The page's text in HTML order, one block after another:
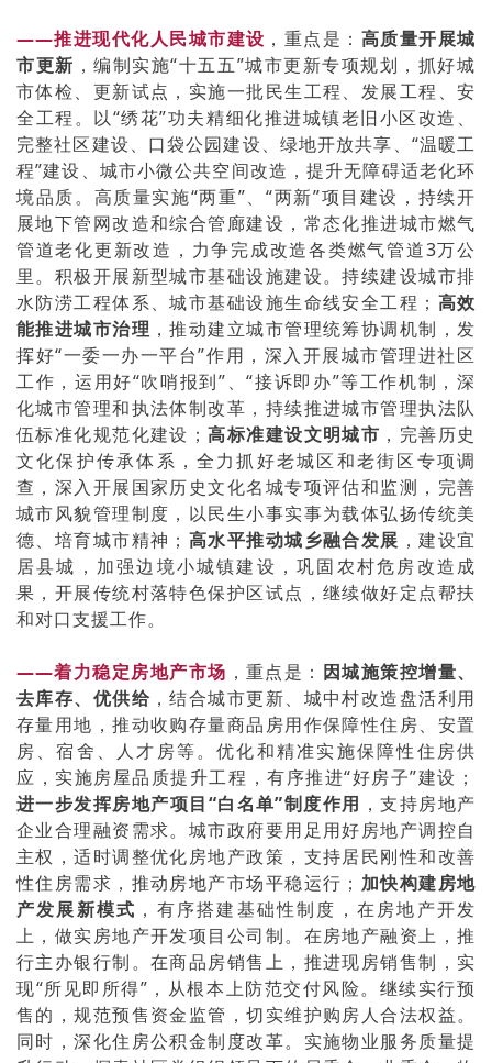
——推进现代化人民城市建设 ，重点是： 高质量开展城
市更新 ，编制实施“十五五”城市更新专项规划，抓好城
市体检、更新试点，实施一批民生工程、发展工程、安
全工程。以“绣花”功夫精细化推进城镇老旧小区改造、
完整社区建设、口袋公园建设、绿地开放共享、“温暖工
程”建设、城市小微公共空间改造，提升无障碍适老化环
境品质。高质量实施“两重”、“两新”项目建设，持续开
展地下管网改造和综合管廊建设，常态化推进城市燃气
管道老化更新改造，力争完成改造各类燃气管道3万公
里。积极开展新型城市基础设施建设。持续建设城市排
水防涝工程体系、城市基础设施生命线安全工程； 高效
能推进城市治理 ，推动建立城市管理统筹协调机制，发
挥好“一委一办一平台”作用，深入开展城市管理进社区
工作，运用好“吹哨报到”、“接诉即办”等工作机制，深
化城市管理和执法体制改革，持续推进城市管理执法队
伍标准化规范化建设； 高标准建设文明城市 ，完善历史
文化保护传承体系，全力抓好老城区和老街区专项调
查，深入开展国家历史文化名城专项评估和监测，完善
城市风貌管理制度，以民生小事实事为载体弘扬传统美
德、培育城市精神； 高水平推动城乡融合发展 ，建设宜
居县城，加强边境小城镇建设，巩固农村危房改造成
果，开展传统村落特色保护区试点，继续做好定点帮扶
和对口支援工作。
——着力稳定房地产市场 ，重点是： 因城施策控增量、
去库存、优供给 ，结合城市更新、城中村改造盘活利用
存量用地，推动收购存量商品房用作保障性住房、安置
房、宿舍、人才房等。优化和精准实施保障性住房供
应，实施房屋品质提升工程，有序推进“好房子”建设；
进一步发挥房地产项目“白名单”制度作用 ，支持房地产
企业合理融资需求。城市政府要用足用好房地产调控自
主权，适时调整优化房地产政策，支持居民刚性和改善
性住房需求，推动房地产市场平稳运行； 加快构建房地
产发展新模式 ，有序搭建基础性制度，在房地产开发
上，做实房地产开发项目公司制。在房地产融资上，推
行主办银行制。在商品房销售上，推进现房销售制，实
现“所见即所得”，从根本上防范交付风险。继续实行预
售的，规范预售资金监管，切实维护购房人合法权益。
同时，深化住房公积金制度改革。实施物业服务质量提